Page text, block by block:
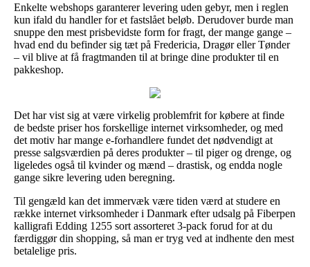
Enkelte webshops garanterer levering uden gebyr, men i reglen
kun ifald du handler for et fastslået beløb. Derudover burde man
snuppe den mest prisbevidste form for fragt, der mange gange –
hvad end du befinder sig tæt på Fredericia, Dragør eller Tønder
– vil blive at få fragtmanden til at bringe dine produkter til en
pakkeshop.
Det har vist sig at være virkelig problemfrit for købere at finde
de bedste priser hos forskellige internet virksomheder, og med
det motiv har mange e-forhandlere fundet det nødvendigt at
presse salgsværdien på deres produkter – til piger og drenge, og
ligeledes også til kvinder og mænd – drastisk, og endda nogle
gange sikre levering uden beregning.
Til gengæld kan det immervæk være tiden værd at studere en
række internet virksomheder i Danmark efter udsalg på Fiberpen
kalligrafi Edding 1255 sort assorteret 3-pack forud for at du
færdiggør din shopping, så man er tryg ved at indhente den mest
betalelige pris.